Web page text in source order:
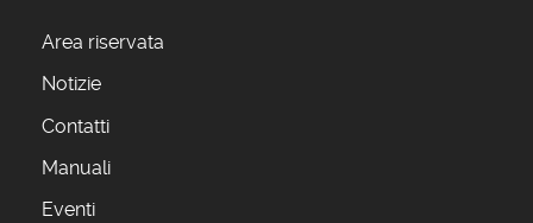
Area riservata
Notizie
Contatti
Manuali
Eventi